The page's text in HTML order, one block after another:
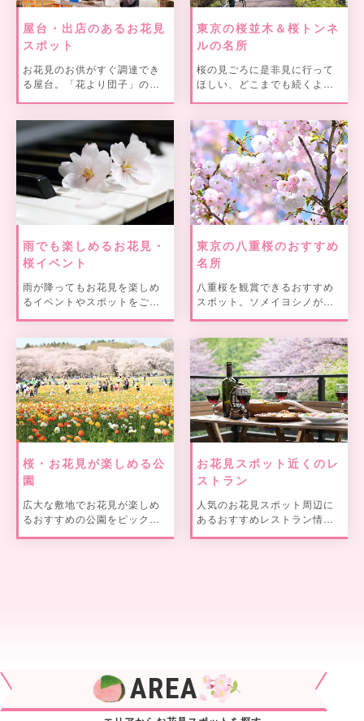
屋台・出店のあるお花見
スポット
お花見のお供がすぐ調達でき
る屋台。「花より団子」の方
東京の桜並木＆桜トンネ
ルの名所
桜の見ごろに是非見に行って
ほしい、どこまでも続くよう
雨でも楽しめるお花見・
桜イベント
雨が降ってもお花見を楽しめ
るイベントやスポットをご紹
東京の八重桜のおすすめ
名所
八重桜を観賞できるおすすめ
スポット。ソメイヨシノが散
桜・お花見が楽しめる公
園
広大な敷地でお花見が楽しめ
るおすすめの公園をピックア
お花見スポット近くのレ
ストラン
人気のお花見スポット周辺に
あるおすすめレストラン情報
AREA